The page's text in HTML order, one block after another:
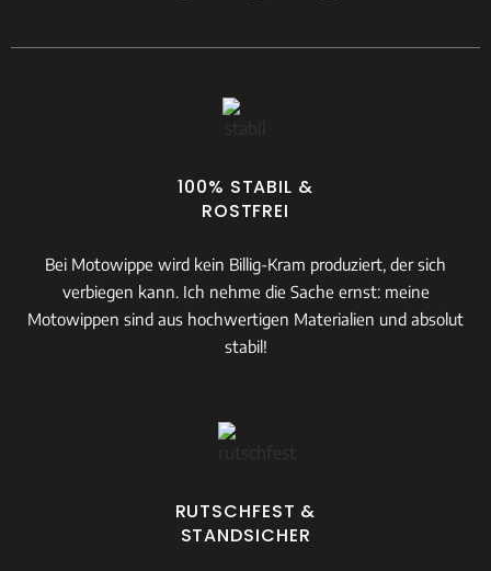
100% STABIL &
ROSTFREI
Bei Motowippe wird kein Billig-Kram produziert, der sich
verbiegen kann. Ich nehme die Sache ernst: meine
Motowippen sind aus hochwertigen Materialien und absolut
stabil!
RUTSCHFEST &
STANDSICHER